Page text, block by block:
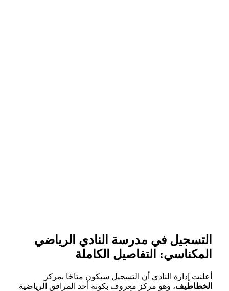
التسجيل في مدرسة النادي الرياضي
المكناسي: التفاصيل الكاملة
أعلنت إدارة النادي أن التسجيل سيكون متاحًا بمركز
الخطاطيف، وهو مركز معروف بكونه أحد المرافق الرياضية